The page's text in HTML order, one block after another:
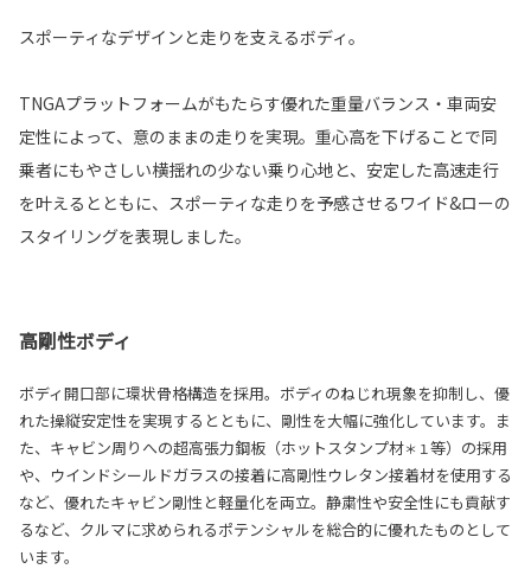
スポーティなデザインと走りを支えるボディ。
TNGAプラットフォームがもたらす優れた重量バランス・車両安
定性によって、意のままの走りを実現。重心高を下げることで同
乗者にもやさしい横揺れの少ない乗り心地と、安定した高速走行
を叶えるとともに、スポーティな走りを予感させるワイド&ローの
スタイリングを表現しました。
高剛性ボディ
ボディ開口部に環状骨格構造を採用。ボディのねじれ現象を抑制し、優
れた操縦安定性を実現するとともに、剛性を大幅に強化しています。ま
た、キャビン周りへの超高張力鋼板（ホットスタンプ材＊１ 等）の採用
や、ウインドシールドガラスの接着に高剛性ウレタン接着材を使用する
など、優れたキャビン剛性と軽量化を両立。静粛性や安全性にも貢献す
るなど、クルマに求められるポテンシャルを総合的に優れたものとして
います。